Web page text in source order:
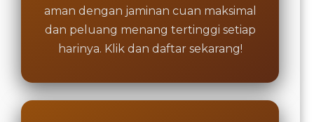
aman dengan jaminan cuan maksimal
dan peluang menang tertinggi setiap
harinya. Klik dan daftar sekarang!